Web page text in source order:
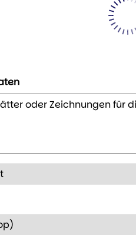
oder Zeichnungen für